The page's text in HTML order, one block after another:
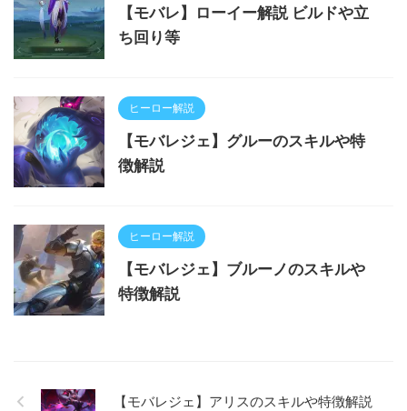
【モバレ】ローイー解説 ビルドや立
ち回り等
ヒーロー解説
【モバレジェ】グルーのスキルや特
徴解説
ヒーロー解説
【モバレジェ】ブルーノのスキルや
特徴解説
【モバレジェ】アリスのスキルや特徴解説